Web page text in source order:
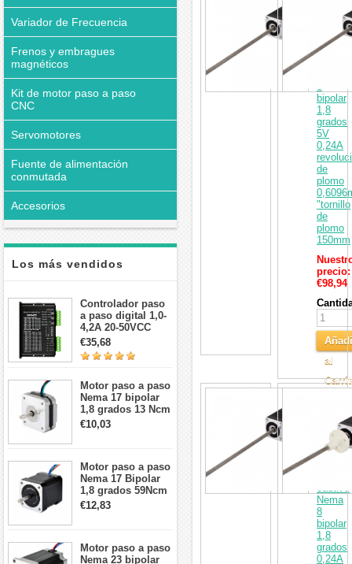
Variador de Frecuencia
Frenos y embragues
magnéticos
Kit de motor paso a paso
CNC
Servomotores
Fuente de alimentación
conmutada
Accesorios
Los más vendidos
Controlador paso
a paso digital 1,0-
4,2A 20-50VCC
para motor paso a
paso Nema 17, 23,
24
€35,68
Motor paso a paso
Nema 17 bipolar
1,8 grados 13 Ncm
1A 3,5 V
42x42x20mm 4
€10,03
Motor paso a paso
Nema 17 Bipolar
1,8 grados 59Ncm
2A 42x48mm 4
cables compatible
€12,83
Motor paso a paso
Nema 23 bipolar
lineal
no
8
bipolar
1,8
grados
5V
0,24A
de
plomo
"tornillo
de
plomo
150mm
precio:
€98,94
al
Motor
paso
a
cautivo
Nema
8
bipolar
1,8
grados
0,24A